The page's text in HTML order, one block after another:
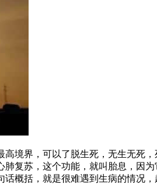
界，可以了脱生死，无生无死
复苏，这个功能，就叫胎息，因
概括，就是很难遇到生病的情况